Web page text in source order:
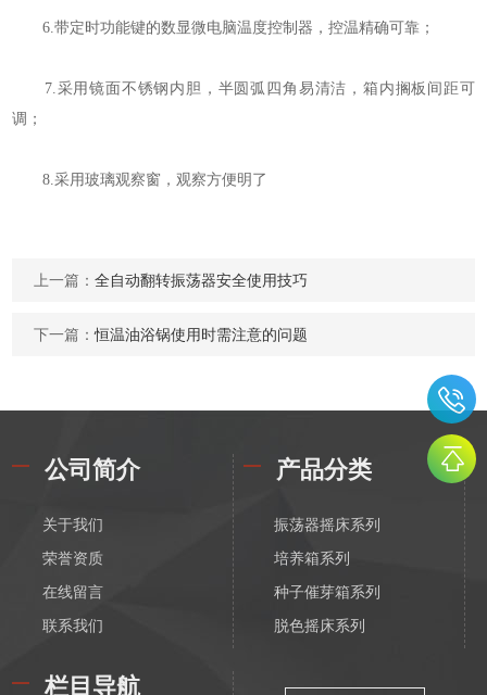
6.带定时功能键的数显微电脑温度控制器，控温精确可靠；
7.采用镜面不锈钢内胆，半圆弧四角易清洁，箱内搁板间距可
调；
8.采用玻璃观察窗，观察方便明了
上一篇：全自动翻转振荡器安全使用技巧
下一篇：恒温油浴锅使用时需注意的问题
公司简介
关于我们
荣誉资质
在线留言
联系我们
产品分类
振荡器摇床系列
培养箱系列
种子催芽箱系列
脱色摇床系列
栏目导航